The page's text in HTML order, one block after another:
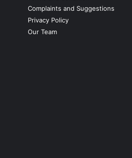
Complaints and Suggestions
Privacy Policy
Our Team